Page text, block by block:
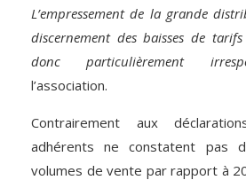
L’empressement de la grande
discernement des baisses de
donc particulièrement
l’association.
Contrairement aux
adhérents ne constatent pas
volumes de vente par rapport à